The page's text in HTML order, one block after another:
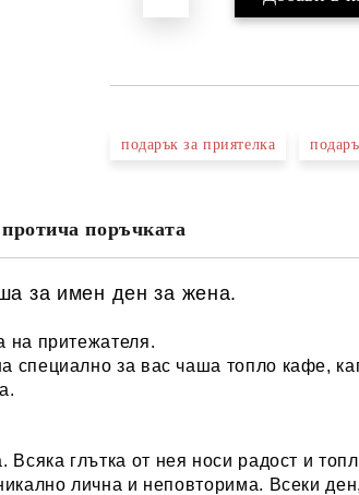
подарък за приятелка
поръчката
за имен ден за жена.
на притежателя.
специално за вас чаша топло кафе,
глътка от нея носи радост и
лична и неповторима. Всеки